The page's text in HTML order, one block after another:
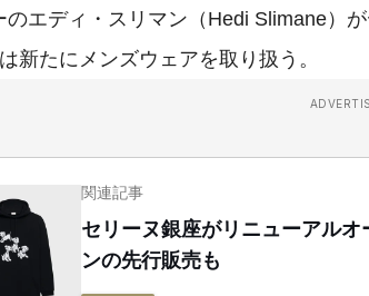
のエディ・スリマン（Hedi Slimane）
新たにメンズウェアを取り扱う。
関連記事
セリーヌ銀座がリニューアル
ンの先行販売も